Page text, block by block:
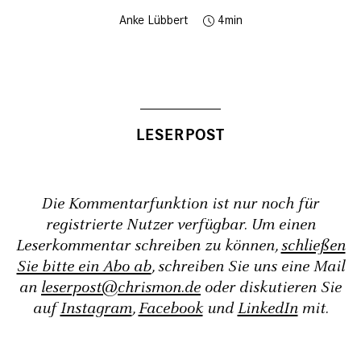
Anke Lübbert 4
Die Kommentarfunktion ist nur noch für
registrierte Nutzer verfügbar. Um einen
Leserkommentar schreiben zu können,schließen
Sie bitte ein Abo ab, schreiben Sie uns eine Mail
an leserpost@chrismon.de oder diskutieren Sie
aufInstagram,FacebookundLinkedInmit.